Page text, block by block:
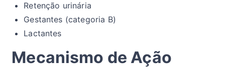
Retenção urinária
Gestantes (categoria B)
Lactantes
Mecanismo de Ação